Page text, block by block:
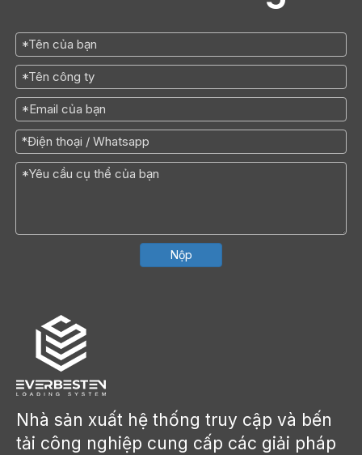
Nộp
Nhà sản xuất hệ thống truy cập và bến
tải công nghiệp cung cấp các giải pháp